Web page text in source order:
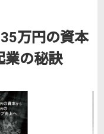
万円の資本
業の秘訣